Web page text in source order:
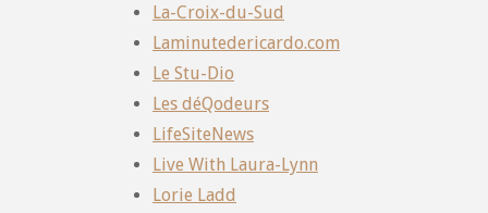
La-Croix-du-Sud
Laminutedericardo.com
Le Stu-Dio
Les déQodeurs
LifeSiteNews
Live With Laura-Lynn
Lorie Ladd